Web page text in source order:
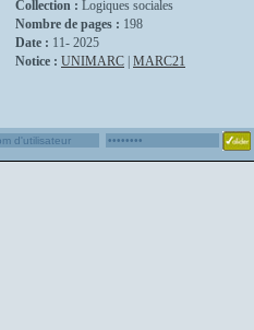
Collection : Logiques sociales
Nombre de pages : 198
Date : 11- 2025
Notice : UNIMARC MARC21